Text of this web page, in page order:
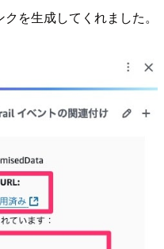
を生成してくれました。